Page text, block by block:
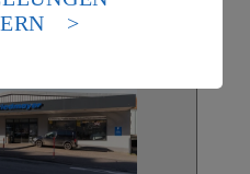
Datenschutzniveau an.
Zugriffs durch US-
der Seite findest du